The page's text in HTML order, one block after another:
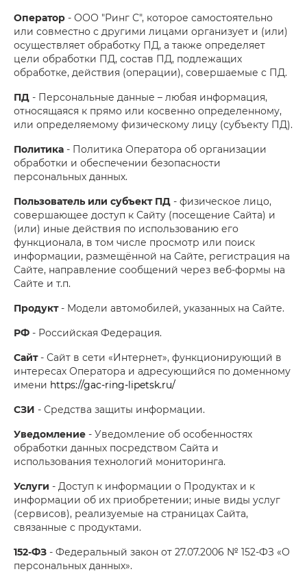
Оператор - ООО "Ринг С", которое самостоятельно
или совместно с другими лицами организует и (или)
осуществляет обработку ПД, а также определяет
цели обработки ПД, состав ПД, подлежащих
обработке, действия (операции), совершаемые с ПД.
ПД - Персональные данные – любая информация,
относящаяся к прямо или косвенно определенному,
или определяемому физическому лицу (субъекту ПД).
Политика - Политика Оператора об организации
обработки и обеспечении безопасности
персональных данных.
Пользователь или субъект ПД - физическое лицо,
совершающее доступ к Сайту (посещение Сайта) и
(или) иные действия по использованию его
функционала, в том числе просмотр или поиск
информации, размещённой на Сайте, регистрация на
Сайте, направление сообщений через веб-формы на
Сайте и т.п.
Продукт- Модели автомобилей, указанных на Сайте.
РФ - Российская Федерация.
Сайт- Сайт в сети «Интернет», функционирующий в
интересах Оператора и адресующийся по доменному
имени https://gac-ring-lipetsk.ru/
СЗИ - Средства защиты информации.
Уведомление - Уведомление об особенностях
обработки данных посредством Сайта и
использования технологий мониторинга.
Услуги - Доступ к информации о Продуктах и к
информации об их приобретении; иные виды услуг
(сервисов), реализуемые на страницах Сайта,
связанные с продуктами.
152-ФЗ - Федеральный закон от 27.07.2006 № 152-ФЗ «О
персональных данных».